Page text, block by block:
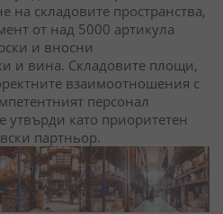
на складовите пространства,
от над 5000 артикула
и вносни
и вина. Складовите площи,
взаимоотношения с
персонал
утвърди като приоритетен
партньор.